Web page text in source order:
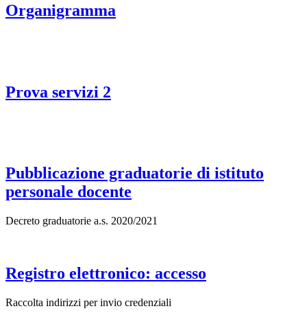
Organigramma
Prova servizi 2
Pubblicazione graduatorie di istituto
personale docente
Decreto graduatorie a.s. 2020/2021
Registro elettronico: accesso
Raccolta indirizzi per invio credenziali